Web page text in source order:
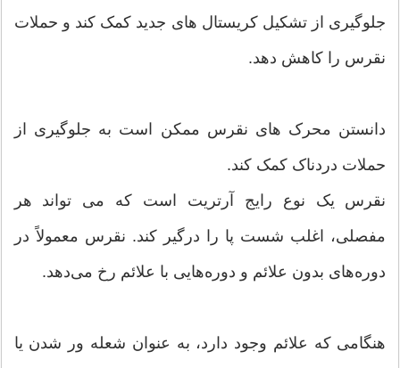
جلوگیری از تشکیل کریستال های جدید کمک کند و حملات
نقرس را کاهش دهد.
دانستن محرک های نقرس ممکن است به جلوگیری از
حملات دردناک کمک کند.
نقرس یک نوع رایج آرتریت است که می تواند هر
مفصلی، اغلب شست پا را درگیر کند. نقرس معمولاً در
دوره‌های بدون علائم و دوره‌هایی با علائم رخ می‌دهد.
هنگامی که علائم وجود دارد، به عنوان شعله ور شدن یا